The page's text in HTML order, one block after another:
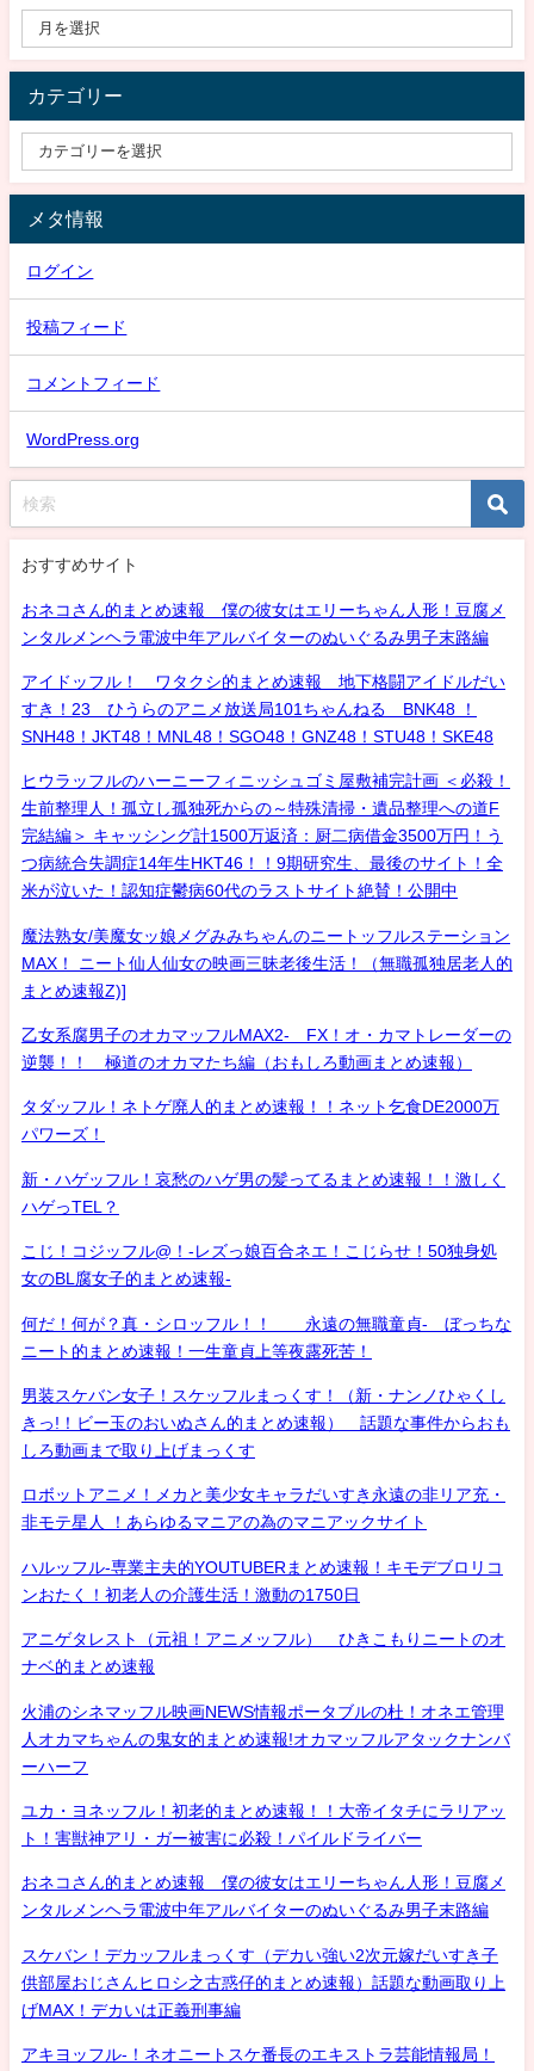
カテゴリー
メタ情報
ログイン
投稿フィード
コメントフィード
WordPress.org
おすすめサイト
おネコさん的まとめ速報 僕の彼女はエリーちゃん人形！豆腐メ
ンタルメンヘラ電波中年アルバイターのぬいぐるみ男子末路編
アイドッフル！ ワタクシ的まとめ速報 地下格闘アイドルだい
すき！23 ひうらのアニメ放送局101ちゃんねる BNK48 ！
SNH48！JKT48！MNL48！SGO48！GNZ48！STU48！SKE48
ヒウラッフルのハーニーフィニッシュゴミ屋敷補完計画 ＜必殺！
生前整理人！孤立し孤独死からの～特殊清掃・遺品整理への道F
完結編＞ キャッシング計1500万返済：厨二病借金3500万円！う
つ病統合失調症14年生HKT46！！9期研究生、最後のサイト！全
米が泣いた！認知症鬱病60代のラストサイト絶賛！公開中
魔法熟女/美魔女ッ娘メグみみちゃんのニートッフルステーション
MAX！ ニート仙人仙女の映画三昧老後生活！（無職孤独居老人的
まとめ速報Z)]
乙女系腐男子のオカマッフルMAX2- FX！オ・カマトレーダーの
逆襲！！ 極道のオカマたち編（おもしろ動画まとめ速報）
タダッフル！ネトゲ廃人的まとめ速報！！ネット乞食DE2000万
パワーズ！
新・ハゲッフル！哀愁のハゲ男の髪ってるまとめ速報！！激しく
ハゲっTEL？
こじ！コジッフル@！-レズっ娘百合ネエ！こじらせ！50独身処
女のBL腐女子的まとめ速報-
何だ！何が？真・シロッフル！！ 永遠の無職童貞- ぼっちな
ニート的まとめ速報！一生童貞上等夜露死苦！
男装スケバン女子！スケッフルまっくす！（新・ナンノひゃくし
きっ!！ビー玉のおいぬさん的まとめ速報） 話題な事件からおも
しろ動画まで取り上げまっくす
ロボットアニメ！メカと美少女キャラだいすき永遠の非リア充・
非モテ星人 ！あらゆるマニアの為のマニアックサイト
ハルッフル-専業主夫的YOUTUBERまとめ速報！キモデブロリコ
ンおたく！初老人の介護生活！激動の1750日
アニゲタレスト（元祖！アニメッフル） ひきこもりニートのオ
ナベ的まとめ速報
火浦のシネマッフル映画NEWS情報ポータブルの杜！オネエ管理
人オカマちゃんの鬼女的まとめ速報!オカマッフルアタックナンバ
ーハーフ
ユカ・ヨネッフル！初老的まとめ速報！！大帝イタチにラリアッ
ト！害獣神アリ・ガー被害に必殺！パイルドライバー
おネコさん的まとめ速報 僕の彼女はエリーちゃん人形！豆腐メ
ンタルメンヘラ電波中年アルバイターのぬいぐるみ男子末路編
スケバン！デカッフルまっくす（デカい強い2次元嫁だいすき子
供部屋おじさんヒロシ之古惑仔的まとめ速報）話題な動画取り上
げMAX！デカいは正義刑事編
アキヨッフル-！ネオニートスケ番長のエキストラ芸能情報局！